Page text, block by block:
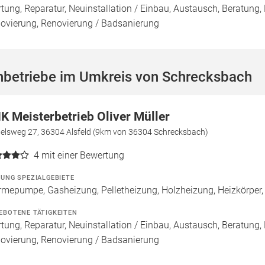
Reparatur, Neuinstallation / Einbau, Austausch,
Renovierung / Badsanierung
im Umkreis von Schrecksbach
Meisterbetrieb Oliver Müller
27, 36304 Alsfeld (9km von 36304 Schrecksbach)
4 mit einer Bewertung
SPEZIALGEBIETE
Gasheizung, Pelletheizung, Holzheizung,
TÄTIGKEITEN
Reparatur, Neuinstallation / Einbau, Austausch,
Renovierung / Badsanierung